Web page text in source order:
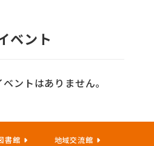
ベント
ントはありません。
書館
地域交流館